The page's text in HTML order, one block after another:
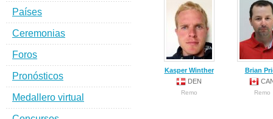
Kasper Winther
DEN
Remo
Brian
Remo
Países
Ceremonias
Foros
Pronósticos
Medallero virtual